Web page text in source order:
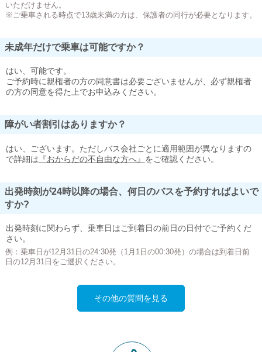
いただけません。
※ご乗車される時点で13歳未満の方は、保護者の同行が必要となります。
未成年だけで乗車は可能ですか？
はい、可能です。
ご予約時に親権者の方の同意書は必要ございませんが、必ず親権者
の方の同意を得た上でお申込みください。
障がい者割引はありますか？
はい、ございます。ただしバス会社ごとに適用範囲が異なりますの
で詳細は 『おからだの不自由な方へ』 をご確認ください。
出発時刻が24時以降の場合、何日のバスを予約すればよいで
すか?
出発時刻に関わらず、乗車日はご到着日の前日の日付でご予約くだ
さい。
例：乗車日が12月31日の24:30発（1月1日の00:30発）の場合は到着日前
日の12月31日をご選択ください。
その他の質問を見る